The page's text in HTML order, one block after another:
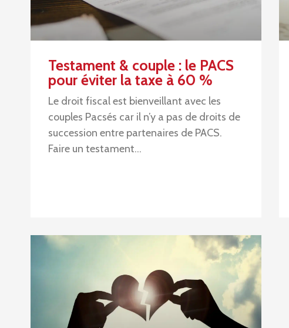
Testament & couple : le PACS
pour éviter la taxe à 60 %
Le droit fiscal est bienveillant avec les
couples Pacsés car il n’y a pas de droits de
succession entre partenaires de PACS.
Faire un testament…